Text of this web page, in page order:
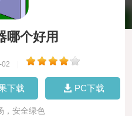
哪个好用
02
下载 PC下载
，安全绿色